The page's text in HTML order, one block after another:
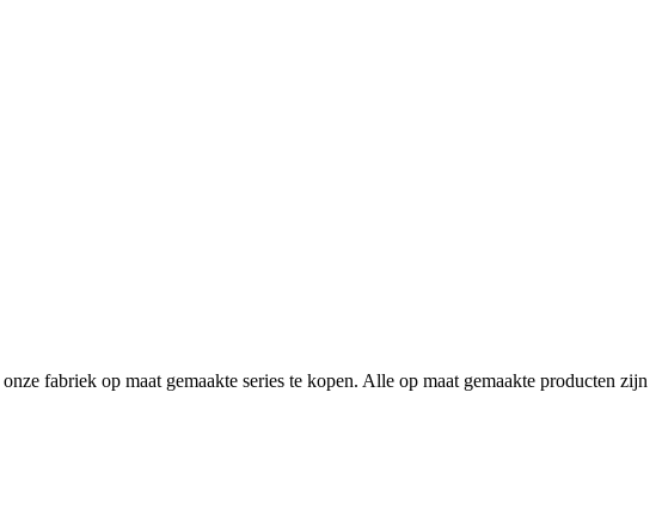
fabriek op maat gemaakte series te kopen. Alle op maat gemaakte producten zijn